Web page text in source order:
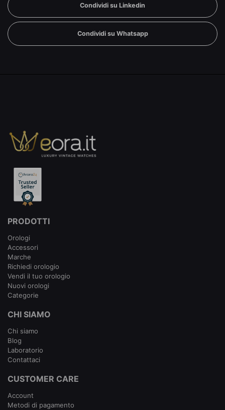
Condividi su Linkedin
Condividi su Whatsapp
PRODOTTI
Orologi
Accessori
Marche
Richiedi orologio
Vendi il tuo orologio
Nuovi orologi
Categorie
CHI SIAMO
Chi siamo
Blog
Laboratorio
Contattaci
CUSTOMER CARE
Account
Metodi di pagamento